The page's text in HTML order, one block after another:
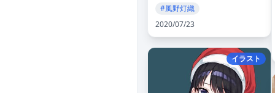
#風野灯織
2020/07/23
イラスト